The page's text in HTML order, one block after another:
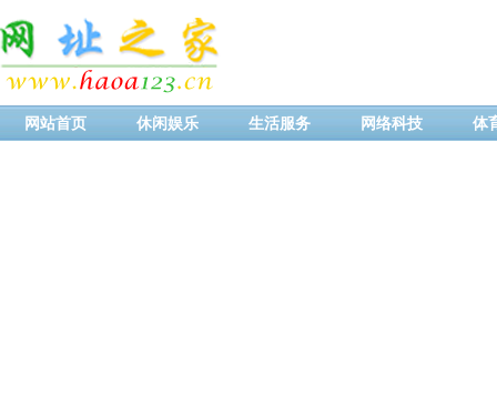
网站首页 休闲娱乐 生活服务 网络科技 体